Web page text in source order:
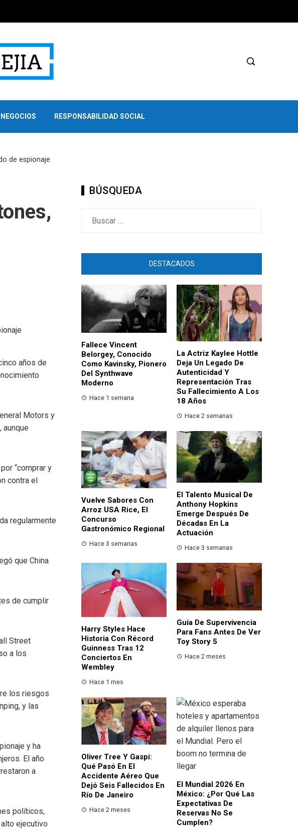
NEGOCIOS RESPONSABILIDAD SOCIAL
de espionaje
años de
Motors y
aunque
“comprar y
contra el
regularmente
que China
de cumplir
Street
a los
los riesgos
y las
y ha
El año
a
políticos,
ejecutivo
BÚSQUEDA
DESTACADOS
Fallece Vincent
Belorgey, Conocido
Como Kavinsky, Pionero
Del Synthwave
Moderno
Hace 1 semana
La Actriz Kaylee Hottle
Deja Un Legado De
Autenticidad Y
Representación Tras
Su Fallecimiento A Los
18 Años
Hace 2 semanas
Vuelve Sabores Con
Arroz USA Rice, El
Concurso
Gastronómico Regional
Hace 3 semanas
El Talento Musical De
Anthony Hopkins
Emerge Después De
Décadas En La
Actuación
Hace 3 semanas
Harry Styles Hace
Historia Con Récord
Guinness Tras 12
Conciertos En
Wembley
Hace 1 mes
Guía De Supervivencia
Para Fans Antes De Ver
Toy Story 5
Hace 2 meses
Oliver Tree Y Gaspi:
Qué Pasó En El
Accidente Aéreo Que
Dejó Seis Fallecidos En
Río De Janeiro
Hace 2 meses
El Mundial 2026 En
México: ¿por Qué Las
Expectativas De
Reservas No Se
Cumplen?